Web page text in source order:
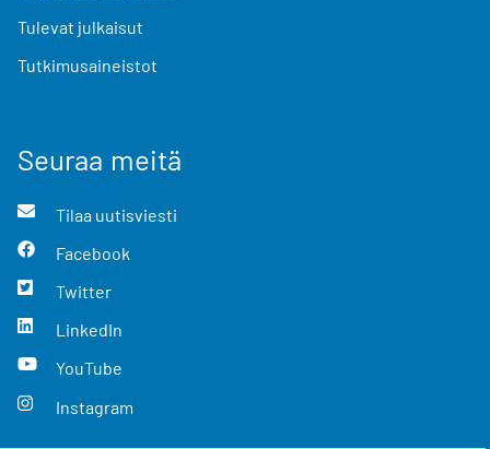
Tulevat julkaisut
Tutkimusaineistot
Seuraa meitä
Tilaa uutisviesti
Facebook
Twitter
LinkedIn
YouTube
Instagram